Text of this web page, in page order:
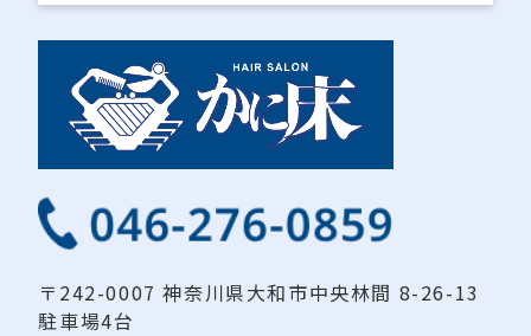
〒242-0007 神奈川県大和市中央林間 8-26-13
駐車場4台